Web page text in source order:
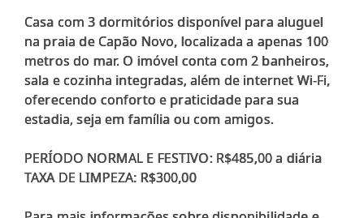
Casa com 3 dormitórios disponível para aluguel
na praia de Capão Novo, localizada a apenas 100
metros do mar. O imóvel conta com 2 banheiros,
sala e cozinha integradas, além de internet Wi-Fi,
oferecendo conforto e praticidade para sua
estadia, seja em família ou com amigos.
PERÍODO NORMAL E FESTIVO: R$485,00 a diária
TAXA DE LIMPEZA: R$300,00